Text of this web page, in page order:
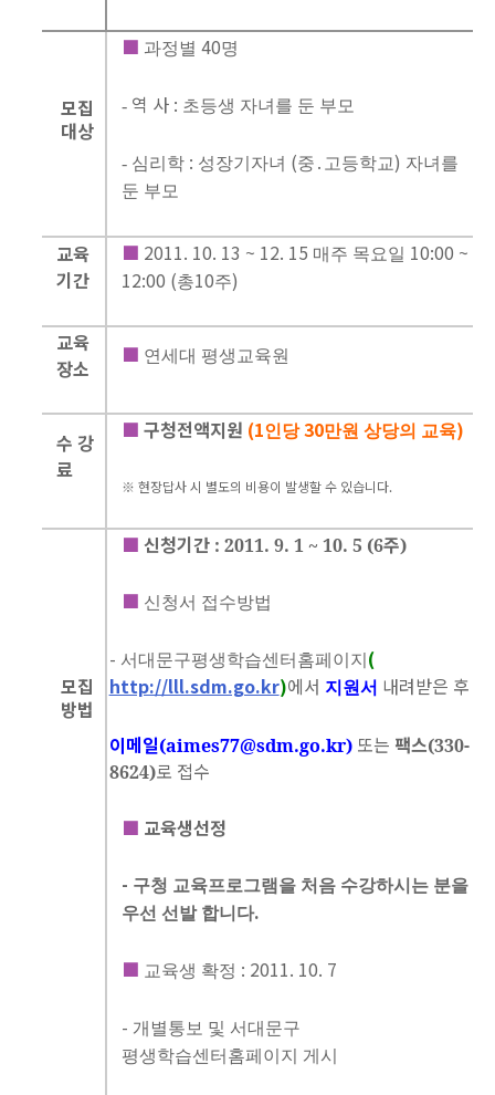
모집
대상
■ 과정별 40명
- 역 사 : 초등생 자녀를 둔 부모
- 심리학 : 성장기자녀 (중 ․ 고등학교) 자녀를
둔 부모
교육
기간
■ 2011. 10. 13 ~ 12. 15 매주 목요일 10:00 ~
12:00 (총10주)
교육
장소
■ 연세대 평생교육원
수 강
료
■ 구청전액지원 (1인당30만원 상당의 교육)
※ 현장답사시 별도의 비용이 발생할수 있습니다.
모집
방법
■ 신청기간 : 2011. 9. 1 ~ 10. 5 (6주)
■ 신청서 접수방법
- 서대문구평생학습센터홈페이지(
http://lll.sdm.go.kr)에서 지원서 내려받은 후
이메일(aimes77@sdm.go.kr) 또는 팩스(330-
8624)로 접수
■ 교육생선정
- 구청 교육프로그램을 처음 수강하시는 분을
우선 선발 합니다.
■ 교육생 확정 : 2011. 10. 7
- 개별통보 및 서대문구
평생학습센터홈페이지 게시